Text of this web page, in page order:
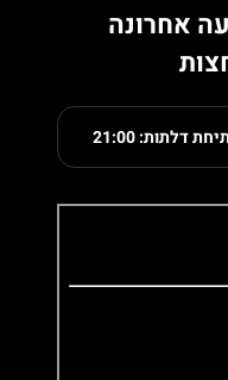
אחרונה
דלתות: 21:00